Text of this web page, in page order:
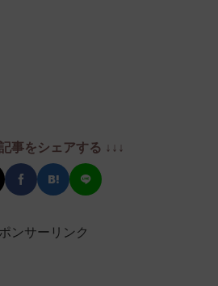
事をシェアする ↓↓↓
ンサーリンク